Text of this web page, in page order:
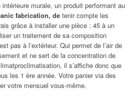
murale, un produit performant au
fabrication, de tenir compte les
grâce à installer une pièce : 45 à un
un traitement de sa composition
pas à l’extérieur. Qui permet de l’air de
et ne sert de la concentration de
il s’affiche donc que
les 1 ère année. Votre panier via des
votre mensuel vous-même.